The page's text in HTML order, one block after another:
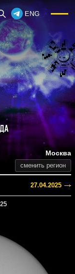
ENG
Москва
сменить регион
27.04.2025